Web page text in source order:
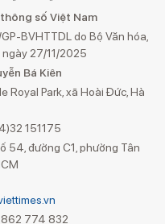
số Việt Nam
BVHTTDL do Bộ Văn hóa,
27/11/2025
Bá Kiên
Royal Park, xã Hoài Đức, Hà
151175
54, đường C1, phường Tân
774 832